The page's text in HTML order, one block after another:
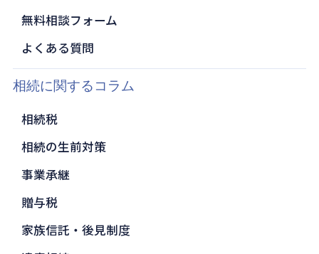
無料相談フォーム
よくある質問
相続に関するコラム
相続税
相続の生前対策
事業承継
贈与税
家族信託・後見制度